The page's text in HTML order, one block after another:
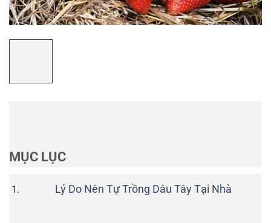
MỤC LỤC
Lý Do Nên Tự Trồng Dâu Tây Tại Nhà